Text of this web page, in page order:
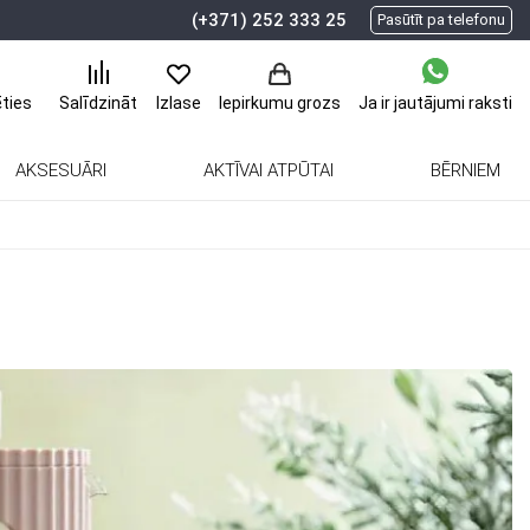
(+371) 252 333 25 Pasūtīt pa telefonu
Salīdzināt Izlase Iepirkumu grozs Ja ir jautājumi raksti
AKSESUĀRI AKTĪVAI ATPŪTAI BĒRNIEM